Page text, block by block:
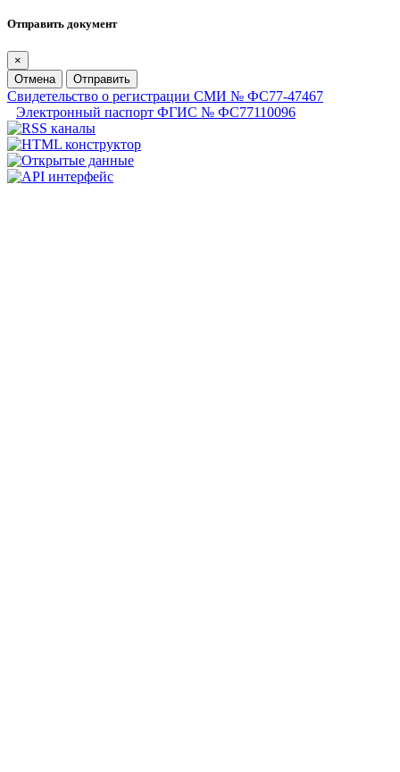
Отправить документ
×
Отмена
Отправить
Свидетельство о регистрации СМИ № ФС77-47467
Электронный паспорт ФГИС № ФС77110096